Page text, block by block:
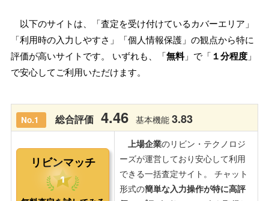
以下のサイトは、「査定を受け付けているカバーエリア」
「利用時の入力しやすさ」「個人情報保護」の観点から特に
評価が高いサイトです。 いずれも、「無料」で「 １分程度 」
で安心してご利用いただけます。